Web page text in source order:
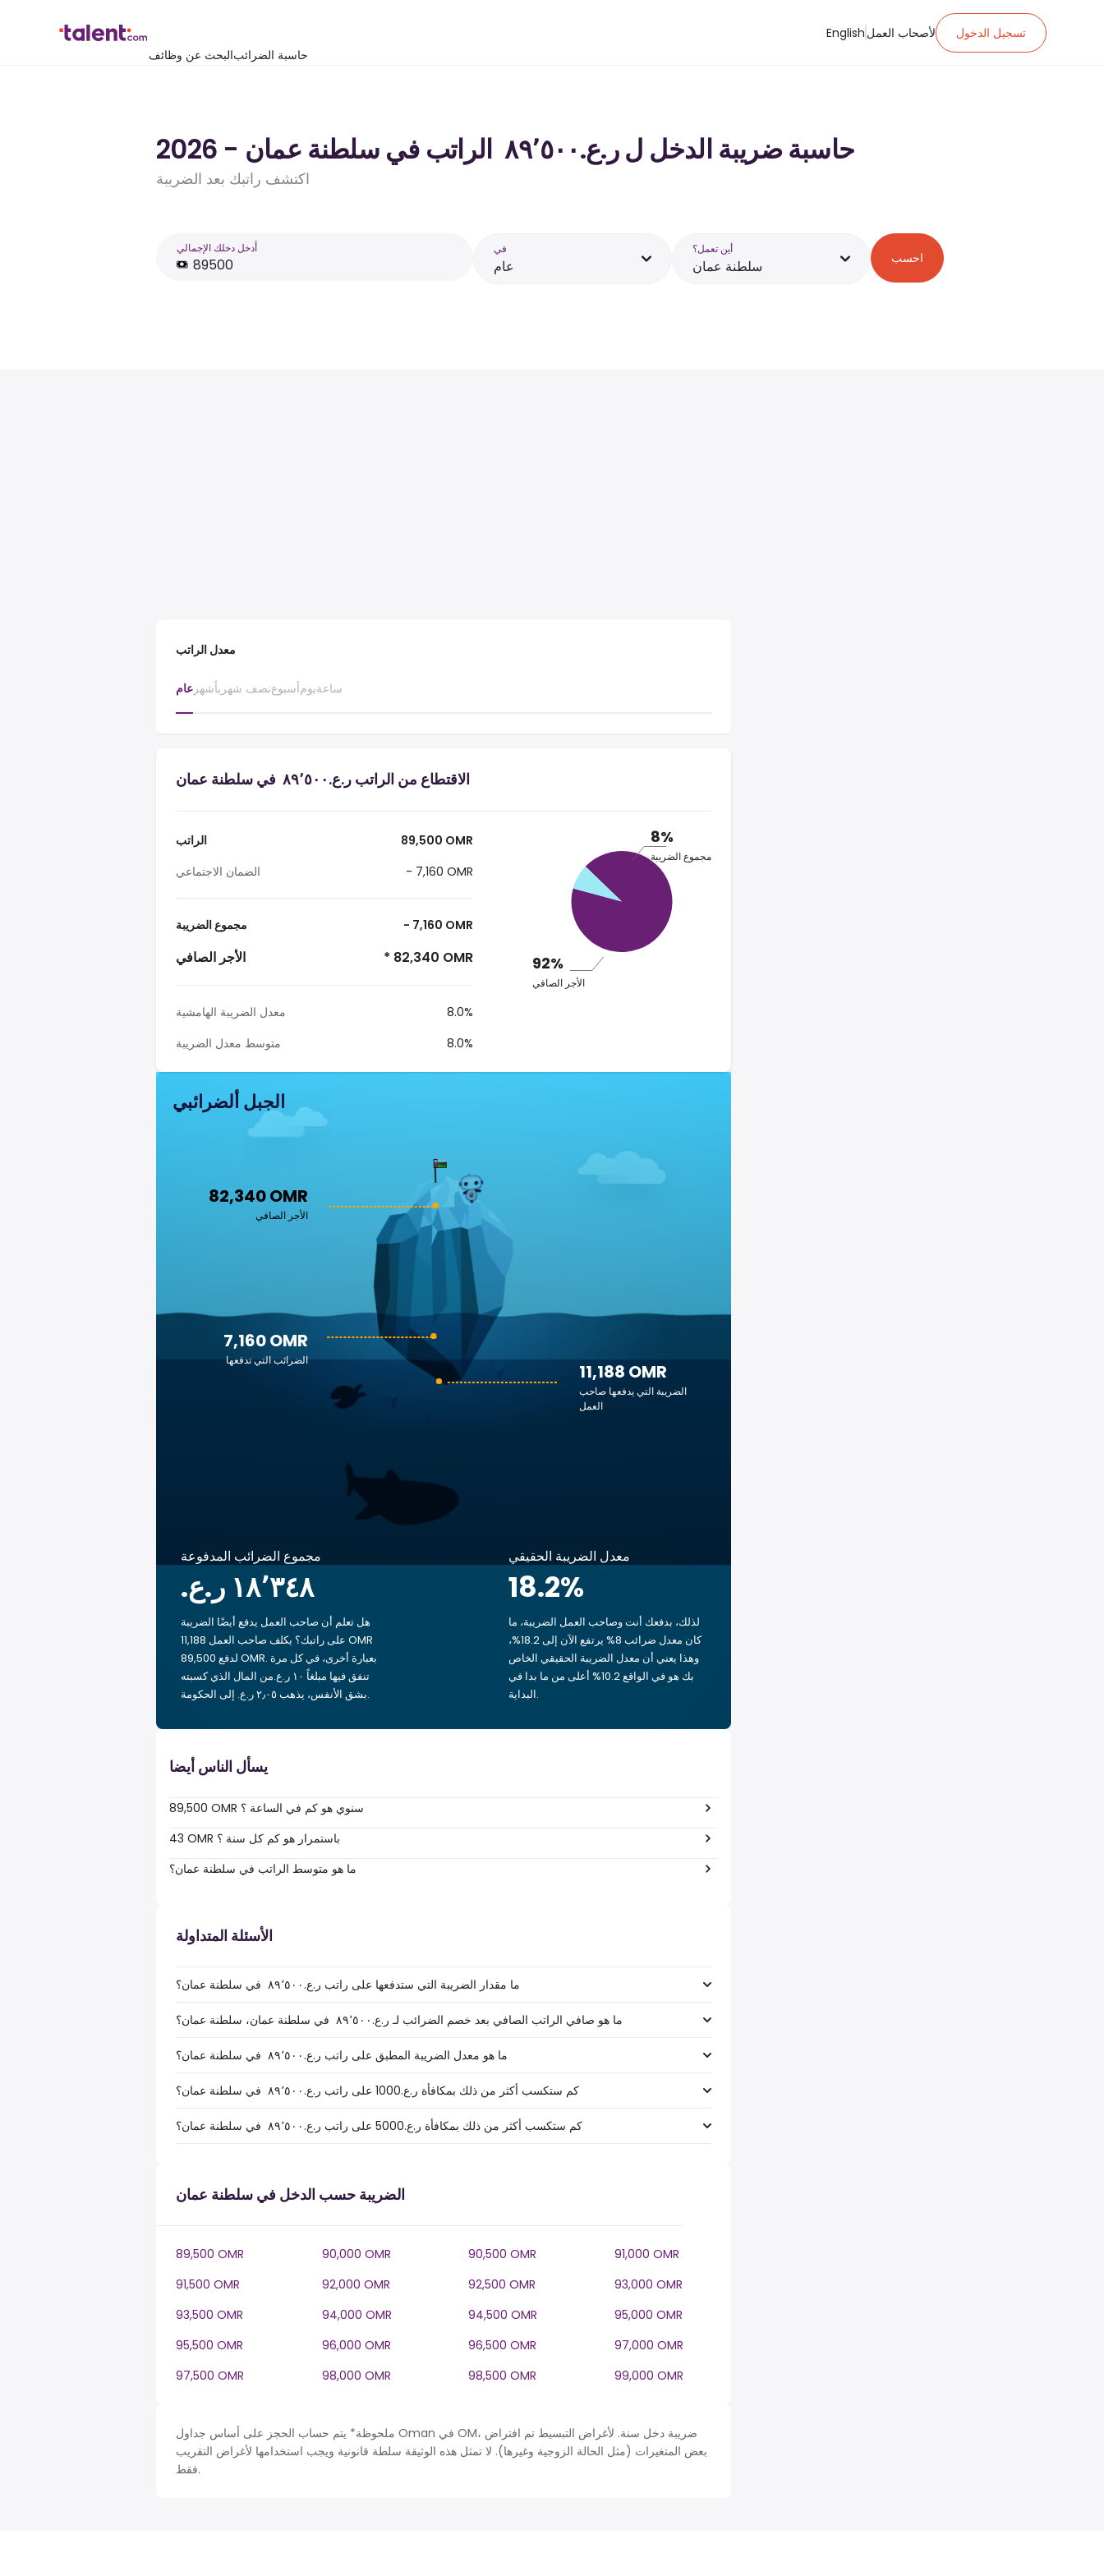
البحث عن وظائفحاسبة الضرائب
English لأصحاب العمل تسجيل الدخول
حاسبة ضريبة الدخل ل ر.ع.‏٨٩٬٥٠٠ ‏ الراتب في سلطنة عمان - 2026
اكتشف راتبك بعد الضريبة
أَدخل دخلك الإجمالي في
عام
أين تعمل؟
سلطنة عمان احسب
معدل الراتب
عام شهرنصف شهرياًأسبوعيومساعة
الاقتطاع من الراتب ر.ع.‏٨٩٬٥٠٠ ‏ في سلطنة عمان
الراتب
89,500 OMR
الضمان الاجتماعي
- 7,160 OMR
مجموع الضريبة - 7,160 OMR
الأجر الصافي * 82,340 OMR
معدل الضريبة الهامشية
8.0%
متوسط معدل الضريبة
8.0%
8%
مجموع الضريبة
92%
الأجر الصافي
الجبل ألضرائبي
82,340 OMR
الأجر الصافي
11,188 OMR
الضريبة التي يدفعها صاحب
العمل
7,160 OMR
الضرائب التي تدفعها
مجموع الضرائب المدفوعة
هل تعلم أن صاحب العمل يدفع أيضًا الضريبة
على راتبك؟ يكلف صاحب العمل 11,188 OMR
لدفع 89,500 OMR. بعبارة أخرى، في كل مرة
تنفق فيها مبلغاً ‏١٠ ر.ع.‏من المال الذي كسبته
بشق الأنفس، يذهب ‏٢٫٠٥ ر.ع.‏ إلى الحكومة.
معدل الضريبة الحقيقي
18.2%
لذلك، بدفعك أنت وصاحب العمل الضريبة، ما
كان معدل ضرائب 8% يرتفع الآن إلى 18.2%،
وهذا يعني أن معدل الضريبة الحقيقي الخاص
بك هو في الواقع 10.2% أعلى من ما بدا في
البداية.
يسأل الناس أيضا
89,500 OMR سنوي هو كم في الساعة ؟
43 OMR باستمرار هو كم كل سنة ؟
ما هو متوسط الراتب في سلطنة عمان؟
الأسئلة المتداولة
ما مقدار الضريبة التي ستدفعها على راتب ر.ع.‏٨٩٬٥٠٠ ‏ في سلطنة عمان؟
ما هو صافي الراتب الصافي بعد خصم الضرائب لـ ر.ع.‏٨٩٬٥٠٠ ‏ في سلطنة عمان، سلطنة عمان؟
ما هو معدل الضريبة المطبق على راتب ر.ع.‏٨٩٬٥٠٠ ‏ في سلطنة عمان؟
كم ستكسب أكثر من ذلك بمكافأة ر.ع.1000 على راتب ر.ع.‏٨٩٬٥٠٠ ‏ في سلطنة عمان؟
كم ستكسب أكثر من ذلك بمكافأة ر.ع.5000 على راتب ر.ع.‏٨٩٬٥٠٠ ‏ في سلطنة عمان؟
الضريبة حسب الدخل في سلطنة عمان
89,500 OMR 90,000 OMR 90,500 OMR
91,000 OMR
91,500 OMR
92,000 OMR 92,500 OMR
93,000 OMR
93,500 OMR
94,000 OMR 94,500 OMR
95,000 OMR
95,500 OMR
96,000 OMR 96,500 OMR
97,000 OMR
97,500 OMR
98,000 OMR 98,500 OMR 99,000 OMR
ملحوظة* يتم حساب الحجز على أساس جداول Oman في OM، ضريبة دخل سنة. لأغراض التبسيط تم افتراض
بعض المتغيرات (مثل الحالة الزوجية وغيرها). لا تمثل هذه الوثيقة سلطة قانونية ويجب استخدامها لأغراض التقريب
فقط.